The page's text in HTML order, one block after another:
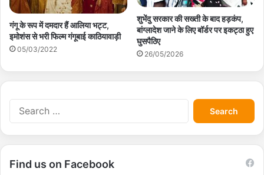
गंगू के रूप में दमदार हैं आलिया भट्ट,
इमोशंस से भरी फिल्म गंगूबाई काठियावाड़ी
05/03/2022
शुभेंदु सरकार की सख्ती के बाद हड़कंप,
बांग्लादेश जाने के लिए बॉर्डर पर इकट्ठा हुए
घुसपैठिए
26/05/2026
S
e
a
r
Find us on Facebook